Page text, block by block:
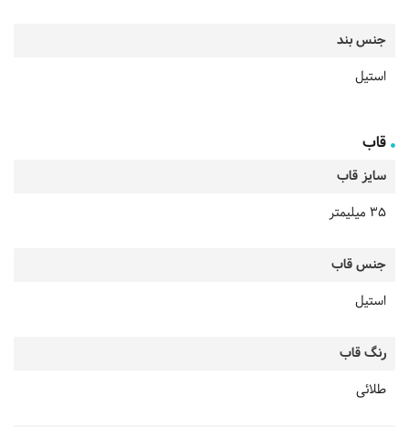
جنس بند
استیل
قاب
سایز قاب
35 میلیمتر
جنس قاب
استیل
رنگ قاب
طلائی